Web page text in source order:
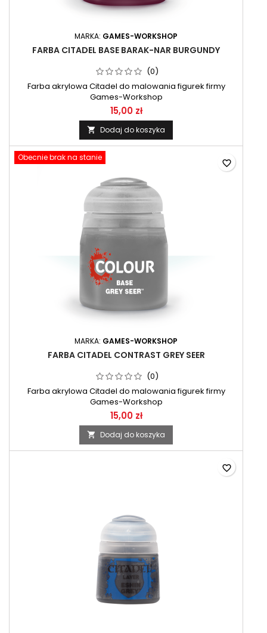
MARKA: GAMES-WORKSHOP
FARBA CITADEL BASE BARAK-NAR BURGUNDY
(0)
Farba akrylowa Citadel do malowania figurek firmy
Games-Workshop
15,00 zł
 Dodaj do koszyka
Obecnie brak na stanie
MARKA: GAMES-WORKSHOP
FARBA CITADEL CONTRAST GREY SEER
(0)
Farba akrylowa Citadel do malowania figurek firmy
Games-Workshop
15,00 zł
 Dodaj do koszyka
favorite_border
favorite_border